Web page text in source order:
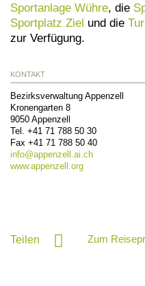
Sportanlage Wühre, die
Sportplatz Ziel und die
zur Verfügung.
KONTAKT
Bezirksverwaltung Appenzell
Kronengarten 8
9050 Appenzell
Tel. +41 71 788 50 30
Fax +41 71 788 50 40
info@appenzell.ai.ch
www.appenzell.org
Teilen Zum